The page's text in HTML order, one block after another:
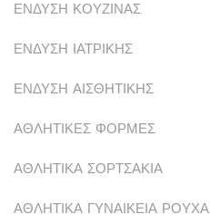
ΕΝΔΥΣΗ ΚΟΥΖΙΝΑΣ
ΕΝΔΥΣΗ ΙΑΤΡΙΚΗΣ
ΕΝΔΥΣΗ ΑΙΣΘΗΤΙΚΗΣ
ΑΘΛΗΤΙΚΕΣ ΦΟΡΜΕΣ
ΑΘΛΗΤΙΚΑ ΣΟΡΤΣΑΚΙΑ
ΑΘΛΗΤΙΚΑ ΓΥΝΑΙΚΕΙΑ ΡΟΥΧΑ